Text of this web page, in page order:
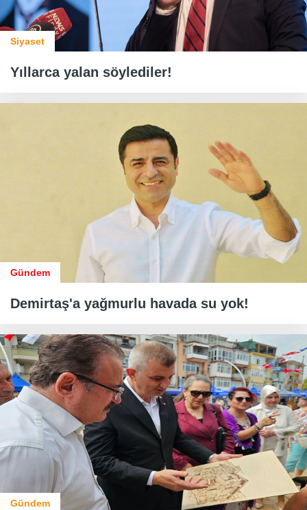
Siyaset
Yıllarca yalan söylediler!
Gündem
Demirtaş'a yağmurlu havada su yok!
Gündem